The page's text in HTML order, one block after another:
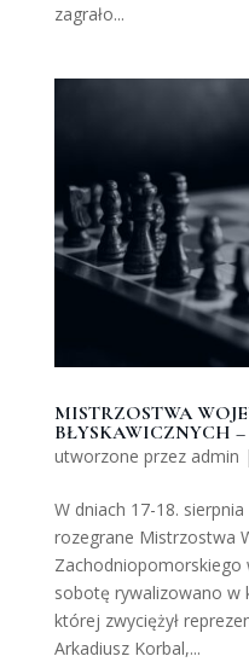
zagrało...
MISTRZOSTWA
BŁYSKAWICZNYCH
utworzone przez admin |
W dniach 17-18.
rozegrane Mistrzostwa
Zachodniopomorskiego
sobotę rywalizowano
której zwyciężył
Arkadiusz Korbal,...